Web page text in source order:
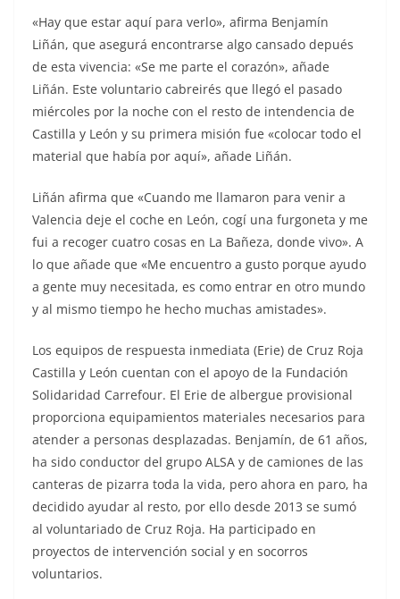
«Hay que estar aquí para verlo», afirma Benjamín
Liñán, que asegurá encontrarse algo cansado depués
de esta vivencia: «Se me parte el corazón», añade
Liñán. Este voluntario cabreirés que llegó el pasado
miércoles por la noche con el resto de intendencia de
Castilla y León y su primera misión fue «colocar todo el
material que había por aquí», añade Liñán.
Liñán afirma que «Cuando me llamaron para venir a
Valencia deje el coche en León, cogí una furgoneta y me
fui a recoger cuatro cosas en La Bañeza, donde vivo». A
lo que añade que «Me encuentro a gusto porque ayudo
a gente muy necesitada, es como entrar en otro mundo
y al mismo tiempo he hecho muchas amistades».
Los equipos de respuesta inmediata (Erie) de Cruz Roja
Castilla y León cuentan con el apoyo de la Fundación
Solidaridad Carrefour. El Erie de albergue provisional
proporciona equipamientos materiales necesarios para
atender a personas desplazadas. Benjamín, de 61 años,
ha sido conductor del grupo ALSA y de camiones de las
canteras de pizarra toda la vida, pero ahora en paro, ha
decidido ayudar al resto, por ello desde 2013 se sumó
al voluntariado de Cruz Roja. Ha participado en
proyectos de intervención social y en socorros
voluntarios.